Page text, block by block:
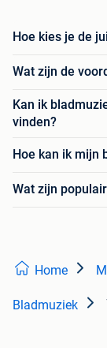
Hoe kies je de
Wat zijn de
Kan ik
vinden?
Hoe kan ik mijn
Wat zijn
Home
Bladmuziek